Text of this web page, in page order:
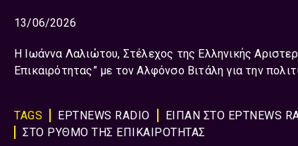
13/06/2026
Η Ιωάννα Λαλιώτου, Στέλεχος της Ελληνικής
Επικαιρότητας” με τον Αλφόνσο Βιτάλη για την
TAGS ΕΡΤNEWS RADIO ΕΊΠΑΝ ΣΤΟ ΕΡΤNEWS
ΣΤΟ ΡΥΘΜΟ ΤΗΣ ΕΠΙΚΑΙΡΟΤΗΤΑΣ